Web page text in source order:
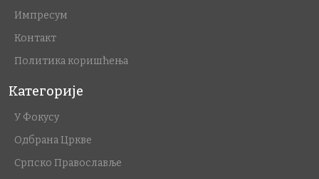
Импресум
Контакт
Политика коришћења
Категорије
У Фокусу
Одбрана Цркве
Српско Православље